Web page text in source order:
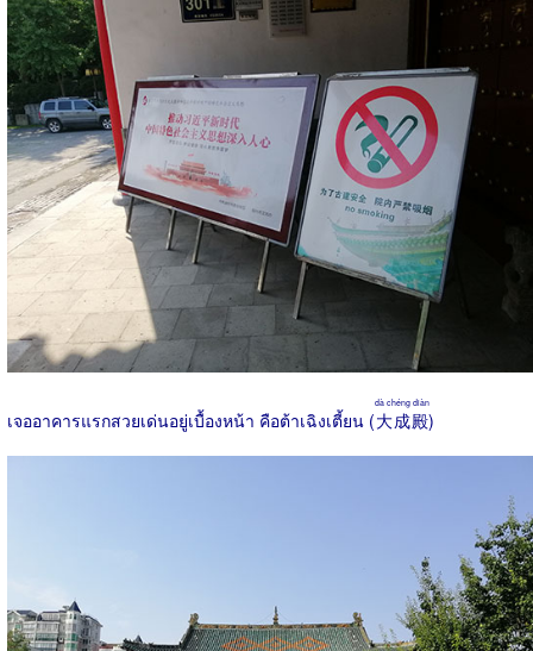
เจออาคารแรกสวยเด่นอยู่เบื้องหน้า คือต้าเฉิงเตี้ยน (大成殿
dà chéng diàn
)